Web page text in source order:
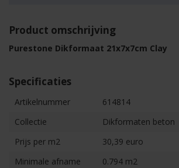
Product omschrijving
Purestone Dikformaat 21x7x7cm Clay
Specificaties
Artikelnummer
614814
Collectie
Dikformaten beton
Prijs per m2
30,39 euro
Minimale afname
0.794 m2